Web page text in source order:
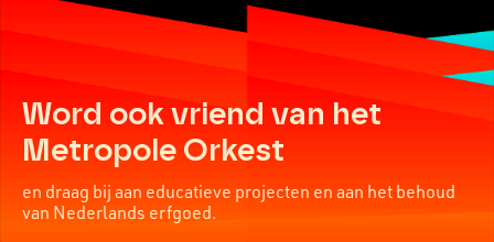
Word ook vriend van het
Metropole Orkest
en draag bij aan educatieve projecten en aan het behoud
van Nederlands erfgoed.